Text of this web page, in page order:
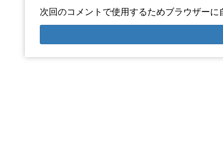
次回のコメントで使用するためブラウザー